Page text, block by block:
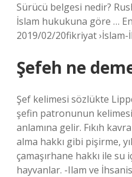
Sürücü belgesi nedir?
İslam hukukuna göre …
2019/02/20fikriyat ›İslam-
Şefeh ne
Şef kelimesi sözlükte
şefin patronunun
anlamına gelir. Fıkıh
alma hakkı gibi pişirme,
çamaşırhane hakkı ile su
hayvanlar. -Ilam ve